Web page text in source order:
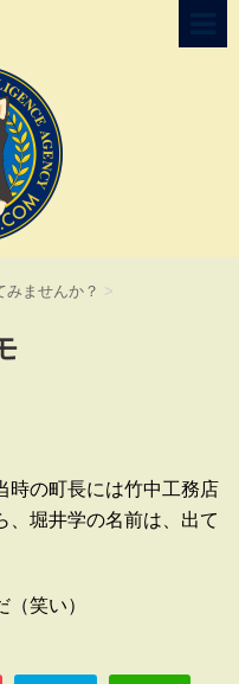
ませんか？ >
時の町長には竹中工務店
、堀井学の名前は、出て
笑い）